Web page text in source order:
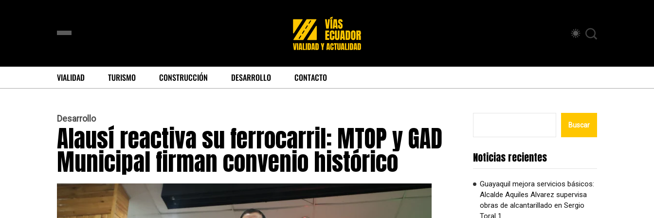
VIALIDAD TURISMO CONSTRUCCIÓN DESARROLLO CONTACTO
Desarrollo
Alausí reactiva su ferrocarril: MTOP y GAD
Municipal firman convenio histórico
Buscar
Noticias recientes
Guayaquil mejora servicios básicos:
Alcalde Aquiles Alvarez supervisa
obras de alcantarillado en Sergio
Toral 1